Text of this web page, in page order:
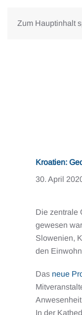
Zum Hauptinhalt
Kroatien:
30. April
Die zentrale
gewesen
Slowenien,
den
Das neue
In der